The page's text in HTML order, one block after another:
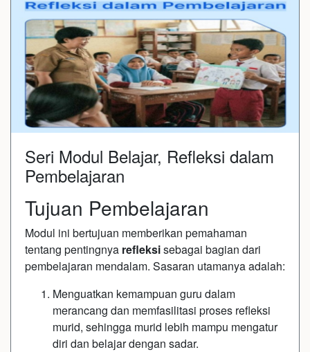
Seri Modul Belajar, Refleksi dalam
Pembelajaran
Tujuan Pembelajaran
Modul ini bertujuan memberikan pemahaman
tentang pentingnya refleksisebagai bagian dari
pembelajaran mendalam. Sasaran utamanya adalah:
Menguatkan kemampuan guru dalam
merancang dan memfasilitasi proses refleksi
murid, sehingga murid lebih mampu mengatur
diri dan belajar dengan sadar.